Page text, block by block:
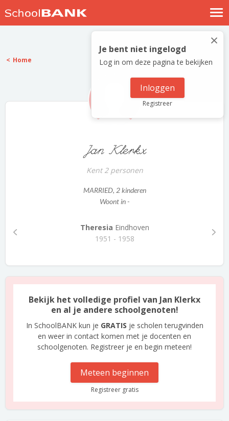
Nostalgische verhalen
Log in
Meld je gratis aan
×
Je bent niet ingelogd
Log in om deze pagina te bekijken
Inloggen
Registreer
Home
Jan Klerkx
Kent 2 personen
MARRIED, 2 kinderen
Woont in -
Theresia Eindhoven
1951 - 1958
Bekijk het volledige profiel van Jan Klerkx
en al je andere schoolgenoten!
In SchoolBANK kun je GRATIS je scholen terugvinden
en weer in contact komen met je docenten en
schoolgenoten. Registreer je en begin meteen!
Meteen beginnen
Registreer gratis